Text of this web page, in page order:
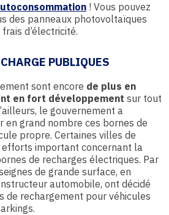
! Vous pouvez
des panneaux photovoltaïques
d’électricité.
PUBLIQUES
sont encore de plus en
en fort développement sur tout
le gouvernement a
en grand nombre ces bornes de
propre. Certaines villes de
efforts important concernant la
de recharges électriques. Par
de grande surface, en
automobile, ont décidé
de rechargement pour véhicules